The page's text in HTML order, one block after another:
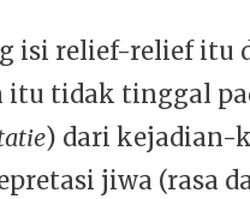
isi relief-relief itu
itu tidak tinggal
) dari kejadian-
jiwa (rasa